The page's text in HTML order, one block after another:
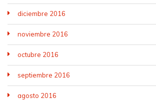
diciembre 2016
noviembre 2016
octubre 2016
septiembre 2016
agosto 2016